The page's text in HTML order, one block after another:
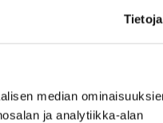
Tietoja
median
ja analytiikka-alan